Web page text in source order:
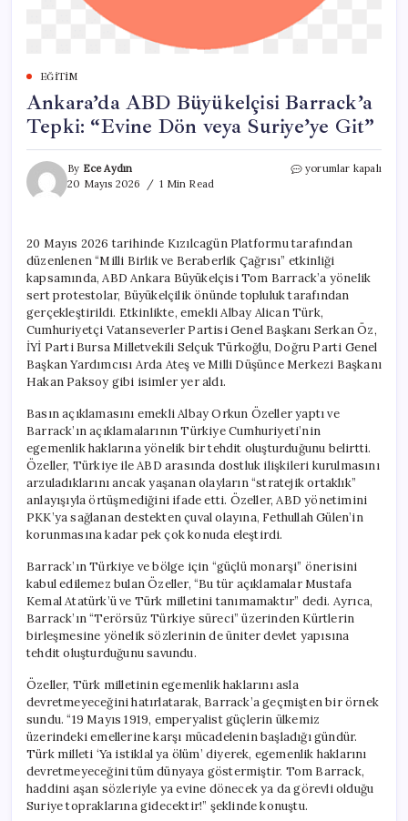
EĞITIM
Ankara’da ABD Büyükelçisi Barrack’a
Tepki: “Evine Dön veya Suriye’ye Git”
By Ece Aydın
20 Mayıs 2026
1 Min Read
Ankara’da
“Evine
Dön
veya
Suriye’ye
Git”
için
yorumlar kapalı
20 Mayıs 2026 tarihinde Kızılcagün Platformu tarafından
düzenlenen “Milli Birlik ve Beraberlik Çağrısı” etkinliği
kapsamında, ABD Ankara Büyükelçisi Tom Barrack’a yönelik
sert protestolar, Büyükelçilik önünde topluluk tarafından
gerçekleştirildi. Etkinlikte, emekli Albay Alican Türk,
Cumhuriyetçi Vatanseverler Partisi Genel Başkanı Serkan Öz,
İYİ Parti Bursa Milletvekili Selçuk Türkoğlu, Doğru Parti Genel
Başkan Yardımcısı Arda Ateş ve Milli Düşünce Merkezi Başkanı
Hakan Paksoy gibi isimler yer aldı.
Basın açıklamasını emekli Albay Orkun Özeller yaptı ve
Barrack’ın açıklamalarının Türkiye Cumhuriyeti’nin
egemenlik haklarına yönelik bir tehdit oluşturduğunu belirtti.
Özeller, Türkiye ile ABD arasında dostluk ilişkileri kurulmasını
arzuladıklarını ancak yaşanan olayların “stratejik ortaklık”
anlayışıyla örtüşmediğini ifade etti. Özeller, ABD yönetimini
PKK’ya sağlanan destekten çuval olayına, Fethullah Gülen’in
korunmasına kadar pek çok konuda eleştirdi.
Barrack’ın Türkiye ve bölge için “güçlü monarşi” önerisini
kabul edilemez bulan Özeller, “Bu tür açıklamalar Mustafa
Kemal Atatürk’ü ve Türk milletini tanımamaktır” dedi. Ayrıca,
Barrack’ın “Terörsüz Türkiye süreci” üzerinden Kürtlerin
birleşmesine yönelik sözlerinin de üniter devlet yapısına
tehdit oluşturduğunu savundu.
Özeller, Türk milletinin egemenlik haklarını asla
devretmeyeceğini hatırlatarak, Barrack’a geçmişten bir örnek
sundu. “19 Mayıs 1919, emperyalist güçlerin ülkemiz
üzerindeki emellerine karşı mücadelenin başladığı gündür.
Türk milleti ‘Ya istiklal ya ölüm’ diyerek, egemenlik haklarını
devretmeyeceğini tüm dünyaya göstermiştir. Tom Barrack,
haddini aşan sözleriyle ya evine dönecek ya da görevli olduğu
Suriye topraklarına gidecektir!” şeklinde konuştu.